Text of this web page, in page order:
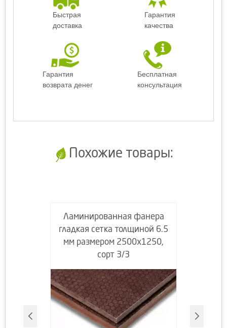
Быстрая
доставка
Гарантия
качества
Гарантия
возврата денег
Бесплатная
консультация
Похожие товары:
Ламинированная фанера
гладкая сетка толщиной 6.5
мм размером 2500х1250,
сорт 3/3